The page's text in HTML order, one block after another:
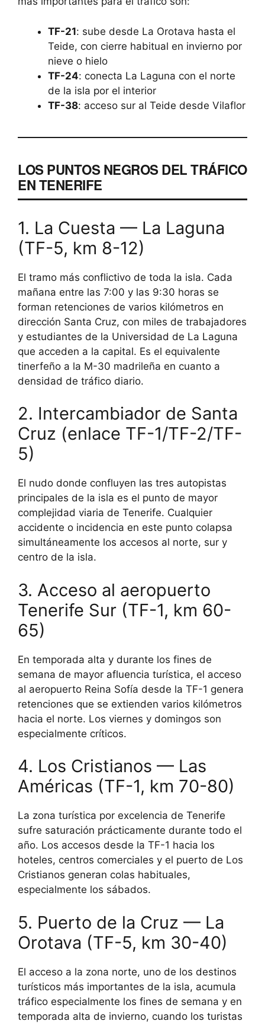
TF-21: sube desde La Orotava hasta el
Teide, con cierre habitual en invierno por
nieve o hielo
TF-24: conecta La Laguna con el norte
de la isla por el interior
TF-38: acceso sur al Teide desde Vilaflor
LOS PUNTOS NEGROS DEL TRÁFICO
EN TENERIFE
1. La Cuesta — La Laguna
(TF-5, km 8-12)
El tramo más conflictivo de toda la isla. Cada
mañana entre las 7:00 y las 9:30 horas se
forman retenciones de varios kilómetros en
dirección Santa Cruz, con miles de trabajadores
y estudiantes de la Universidad de La Laguna
que acceden a la capital. Es el equivalente
tinerfeño a la M-30 madrileña en cuanto a
densidad de tráfico diario.
2. Intercambiador de Santa
Cruz (enlace TF-1/TF-2/TF-
5)
El nudo donde confluyen las tres autopistas
principales de la isla es el punto de mayor
complejidad viaria de Tenerife. Cualquier
accidente o incidencia en este punto colapsa
simultáneamente los accesos al norte, sur y
centro de la isla.
3. Acceso al aeropuerto
Tenerife Sur (TF-1, km 60-
65)
En temporada alta y durante los fines de
semana de mayor afluencia turística, el acceso
al aeropuerto Reina Sofía desde la TF-1 genera
retenciones que se extienden varios kilómetros
hacia el norte. Los viernes y domingos son
especialmente críticos.
4. Los Cristianos — Las
Américas (TF-1, km 70-80)
La zona turística por excelencia de Tenerife
sufre saturación prácticamente durante todo el
año. Los accesos desde la TF-1 hacia los
hoteles, centros comerciales y el puerto de Los
Cristianos generan colas habituales,
especialmente los sábados.
5. Puerto de la Cruz — La
Orotava (TF-5, km 30-40)
El acceso a la zona norte, uno de los destinos
turísticos más importantes de la isla, acumula
tráfico especialmente los fines de semana y en
temporada alta de invierno, cuando los turistas